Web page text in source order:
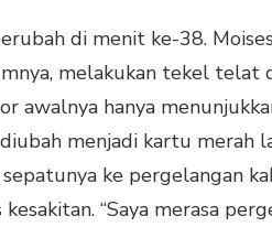
di menit ke-38.
melakukan tekel telat
awalnya hanya
menjadi kartu merah
ke pergelangan
“Saya merasa